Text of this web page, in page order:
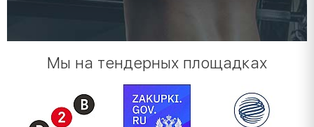
Мы на тендерных площадках